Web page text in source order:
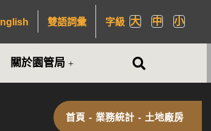
雙語詞彙 字級 大 中 小
關於園管局
首頁 - 業務統計 - 土地廠房